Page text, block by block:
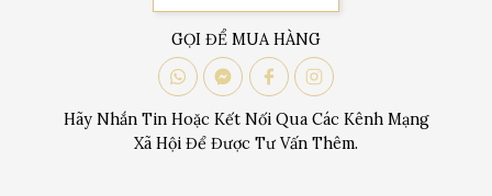
GỌI ĐỂ MUA HÀNG
Hãy Nhắn Tin Hoặc Kết Nối Qua Các Kênh Mạng
Xã Hội Để Được Tư Vấn Thêm.